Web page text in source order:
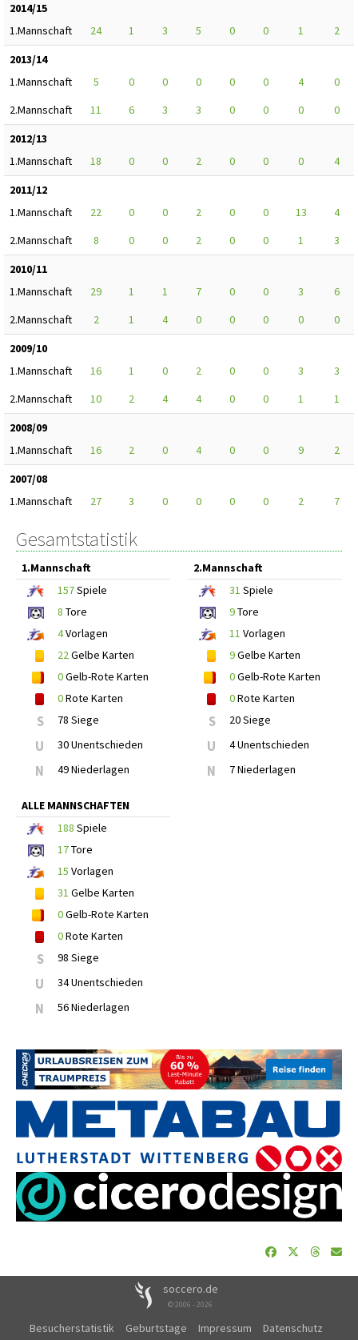
2014/15
1.Mannschaft
24 1 3 5 0 0 1
2
2013/14
1.Mannschaft
5 0 0 0 0 0 4
0
2.Mannschaft
11 6 3 3 0 0 0
0
2012/13
1.Mannschaft
18 0 0 2 0 0 0
4
2011/12
1.Mannschaft
22 0 0 2 0 0 13
4
2.Mannschaft
8 0 0 2 0 0 1
3
2010/11
1.Mannschaft
29 1 1 7 0 0 3
6
2.Mannschaft
2 1 4 0 0 0 0
0
2009/10
1.Mannschaft
16 1 0 2 0 0 3
3
2.Mannschaft
10 2 4 4 0 0 1
1
2008/09
1.Mannschaft
16 2 0 4 0 0 9
2
2007/08
1.Mannschaft
27 3 0 0 0 0 2 7
Gesamtstatistik
1.Mannschaft
157Spiele
8 Tore
4Vorlagen
22Gelbe Karten
0Gelb-Rote Karten
0Rote Karten
S 78 Siege
U 30 Unentschieden
N 49 Niederlagen
2.Mannschaft
31 Spiele
9Tore
11 Vorlagen
9Gelbe Karten
0Gelb-Rote Karten
0Rote Karten
S 20 Siege
U 4 Unentschieden
N 7 Niederlagen
ALLE MANNSCHAFTEN
188 Spiele
17Tore
15 Vorlagen
31 Gelbe Karten
0Gelb-Rote Karten
0Rote Karten
S 98 Siege
U 34 Unentschieden
N 56 Niederlagen
soccero.de
© 2006 - 2026
Besucherstatistik Geburtstage Impressum
Datenschutz